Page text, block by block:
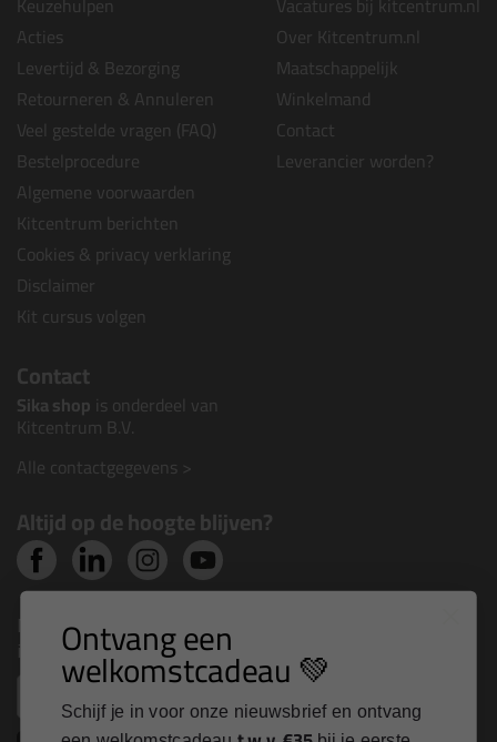
Acties
Levertijd & Bezorging
Retourneren & Annuleren
Veel gestelde vragen (FAQ)
Bestelprocedure
Algemene voorwaarden
Kitcentrum berichten
Cookies & privacy verklaring
Disclaimer
Kit cursus volgen
Over Kitcentrum.nl
Maatschappelijk
Winkelmand
Contact
Leverancier worden?
Contact
Sika shop is onderdeel van
Kitcentrum B.V.
Alle contactgegevens >
Altijd op de hoogte blijven?
Nieuws, tips en exclusieve deals rechtstreeks in je
inbox Ontvang een
welkomstcadeau 💚
Schijf je in voor onze nieuwsbrief en ontvang